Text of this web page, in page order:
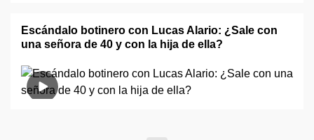
Escándalo botinero con Lucas Alario: ¿Sale con
una señora de 40 y con la hija de ella?